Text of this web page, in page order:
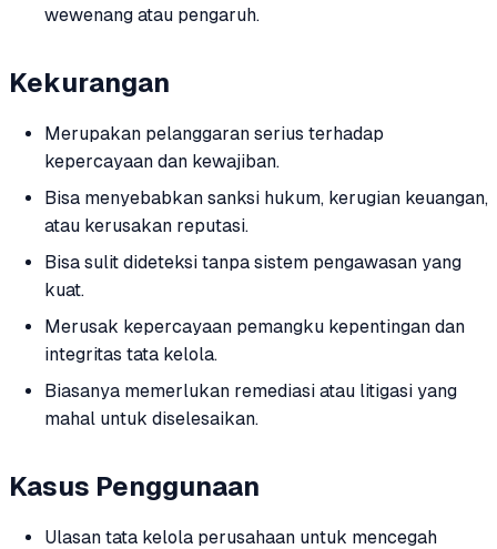
wewenang atau pengaruh.
Kekurangan
Merupakan pelanggaran serius terhadap
kepercayaan dan kewajiban.
Bisa menyebabkan sanksi hukum, kerugian keuangan,
atau kerusakan reputasi.
Bisa sulit dideteksi tanpa sistem pengawasan yang
kuat.
Merusak kepercayaan pemangku kepentingan dan
integritas tata kelola.
Biasanya memerlukan remediasi atau litigasi yang
mahal untuk diselesaikan.
Kasus Penggunaan
Ulasan tata kelola perusahaan untuk mencegah